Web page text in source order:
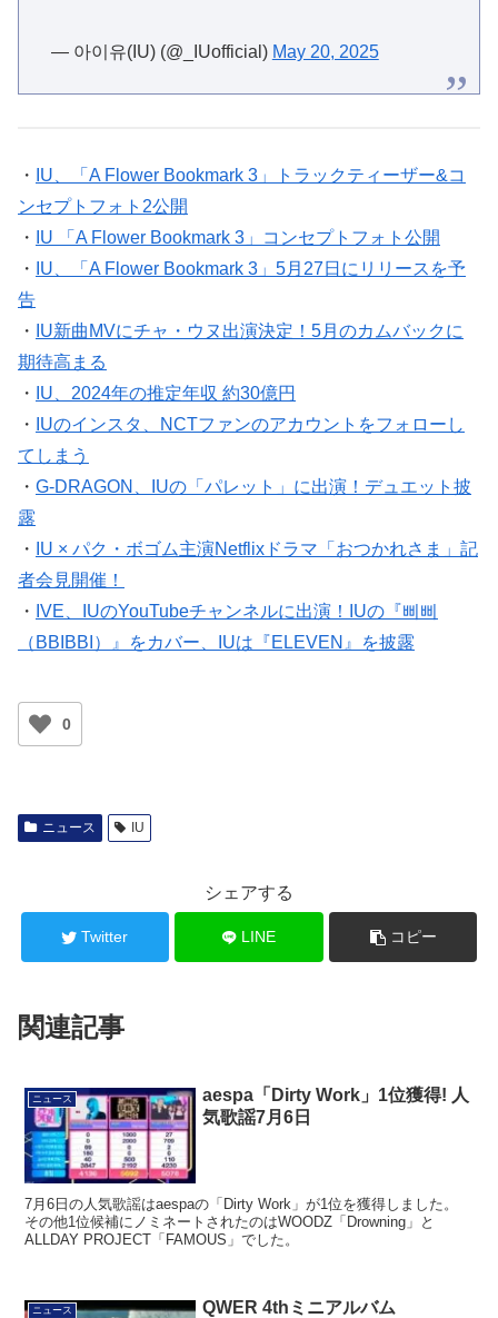
— 아이유(IU) (@_IUofficial) May 20, 2025
・
IU、「A Flower Bookmark 3」トラックティーザー&コ
ンセプトフォト2公開
・
IU 「A Flower Bookmark 3」コンセプトフォト公開
・
IU、「A Flower Bookmark 3」5月27日にリリースを予
告
・
IU新曲MVにチャ・ウヌ出演決定！5月のカムバックに
期待高まる
・
IU、2024年の推定年収 約30億円
・
IUのインスタ、NCTファンのアカウントをフォローし
てしまう
・ G-DRAGON、IUの「パレット」に出演！デュエット披
露
・
IU × パク・ボゴム主演Netflixドラマ「おつかれさま」記
者会見開催！
・ IVE、IUのYouTubeチャンネルに出演！IUの『삐삐
（BBIBBI）』をカバー、IUは『ELEVEN』を披露
0
ニュース IU
シェアする
Twitter LINE コピー
関連記事
ニュース
aespa「Dirty Work」1位獲得! 人
気歌謡7月6日
7月6日の人気歌謡はaespaの「Dirty Work」が1位を獲得しました。
その他1位候補にノミネートされたのはWOODZ「Drowning」と
ALLDAY PROJECT「FAMOUS」でした。
ニュース
QWER 4thミニアルバム